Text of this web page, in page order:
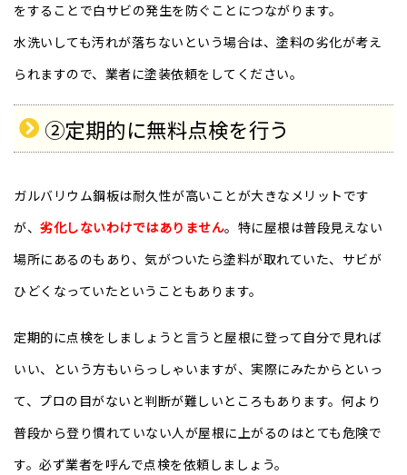
をすることで白サビの発生を防ぐことにつながります。
水洗いしても汚れが落ちないという場合は、塗料の劣化が考え
られますので、業者に塗装依頼をしてください。
②定期的に無料点検を行う
ガルバリウム鋼板は耐久性が高いことが大きなメリットです
が、 劣化しないわけではありません。特に屋根は普段見えない
場所にあるのもあり、気がついたら塗料が取れていた、サビが
ひどくなっていたということもあります。
定期的に点検をしましょうと言うと屋根に登って自分で見れば
いい、という方もいらっしゃいますが、実際にみたからといっ
て、プロの目がないと判断が難しいところもあります。何より
普段から登り慣れていない人が屋根に上がるのはとても危険で
す。必ず業者を呼んで点検を依頼しましょう。